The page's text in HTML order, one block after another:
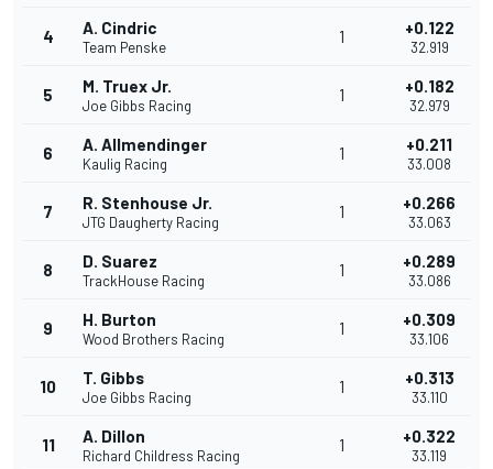
4 A. Cindric
Team Penske
1 +0.122
32.919
5 M. Truex Jr.
Joe Gibbs Racing
1 +0.182
32.979
6 A. Allmendinger
Kaulig Racing
1 +0.211
33.008
7 R. Stenhouse Jr.
JTG Daugherty Racing
1 +0.266
33.063
8 D. Suarez
TrackHouse Racing
1 +0.289
33.086
9 H. Burton
Wood Brothers Racing
1 +0.309
33.106
10 T. Gibbs
Joe Gibbs Racing
1 +0.313
33.110
11 A. Dillon
Richard Childress Racing
1 +0.322
33.119